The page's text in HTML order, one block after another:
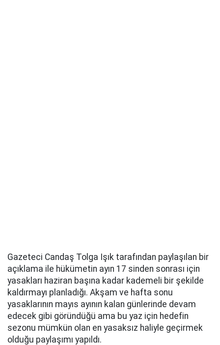
Gazeteci Candaş Tolga Işık tarafından paylaşılan bir
açıklama ile hükümetin ayın 17 sinden sonrası için
yasakları haziran başına kadar kademeli bir şekilde
kaldırmayı planladığı. Akşam ve hafta sonu
yasaklarının mayıs ayının kalan günlerinde devam
edecek gibi göründüğü ama bu yaz için hedefin
sezonu mümkün olan en yasaksız haliyle geçirmek
olduğu paylaşımı yapıldı.